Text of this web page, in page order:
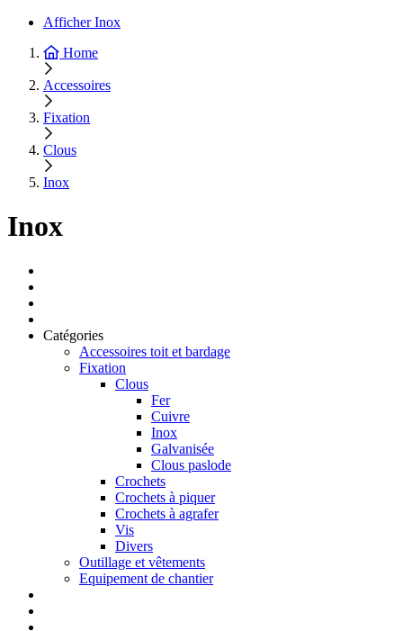
Afficher Inox
Home
Accessoires
Fixation
Clous
Inox
Inox
Catégories
Accessoires toit et bardage
Fixation
Clous
Fer
Cuivre
Inox
Galvanisée
Clous paslode
Crochets
Crochets à piquer
Crochets à agrafer
Vis
Divers
Outillage et vêtements
Equipement de chantier